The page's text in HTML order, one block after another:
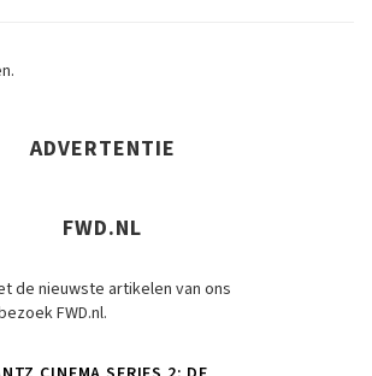
ADVERTENTIE
FWD.NL
de nieuwste artikelen van ons
FWD.nl.